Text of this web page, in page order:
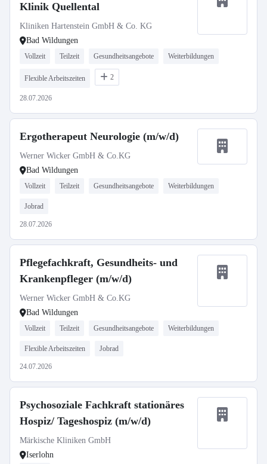
Klinik Quellental
Kliniken Hartenstein GmbH & Co. KG
Bad Wildungen
Vollzeit Teilzeit Gesundheitsangebote Weiterbildungen
Flexible Arbeitszeiten 2
28.07.2026
Ergotherapeut Neurologie (m/w/d)
Werner Wicker GmbH & Co.KG
Bad Wildungen
Vollzeit Teilzeit Gesundheitsangebote Weiterbildungen
Jobrad
28.07.2026
Pflegefachkraft, Gesundheits- und
Krankenpfleger (m/w/d)
Werner Wicker GmbH & Co.KG
Bad Wildungen
Vollzeit Teilzeit Gesundheitsangebote Weiterbildungen
Flexible Arbeitszeiten Jobrad
24.07.2026
Psychosoziale Fachkraft stationäres
Hospiz/ Tageshospiz (m/w/d)
Märkische Kliniken GmbH
Iserlohn